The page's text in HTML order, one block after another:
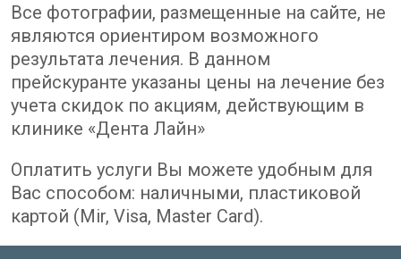
Все фотографии, размещенные на сайте, не
являются ориентиром возможного
результата лечения. В данном
прейскуранте указаны цены на лечение без
учета скидок по акциям, действующим в
клинике «Дента Лайн»
Оплатить услуги Вы можете удобным для
Вас способом: наличными, пластиковой
картой (Mir, Visa, Master Card).